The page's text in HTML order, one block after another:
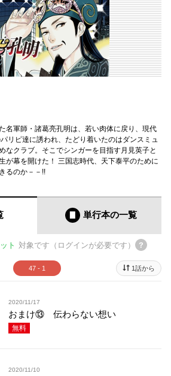
名軍師・諸葛亮孔明は、若い肉体に戻り、現代
リピ達に誘われ、たどり着いたのはダンスミュ
なクラブ。そこでシンガーを目指す月見英子と
が幕を開けた！ 三国志時代、天下泰平のために
るのか－－!!
単行本の一覧
ト 対象です（ログインが必要です）
47 - 1 1話から
2020/11/17
おまけ⑬ 伝わらない想い
無料
2020/11/10